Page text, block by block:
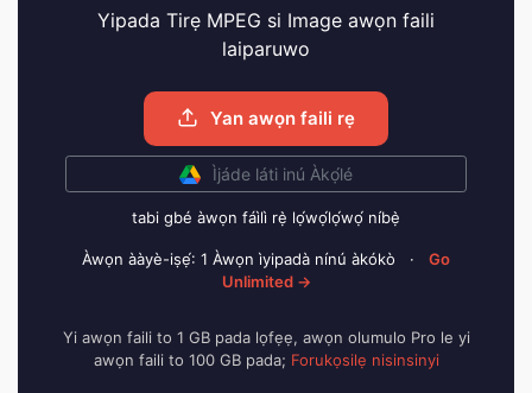
Yipada Tirẹ MPEG si Image awọn faili
laiparuwo
Yan awọn faili rẹ
Ìjáde láti inú Àkọ́lé
tabi gbé àwọn fáìlì rẹ̀ lọ́wọ́lọ́wọ́ níbẹ̀
Àwọn ààyè-iṣẹ́: 1 Àwọn ìyipadà nínú àkókò ·
Go
Unlimited →
Yi awọn faili to 1 GB pada lọfẹẹ, awọn olumulo Pro le yi
awọn faili to 100 GB pada; Forukọsilẹ nisinsinyi